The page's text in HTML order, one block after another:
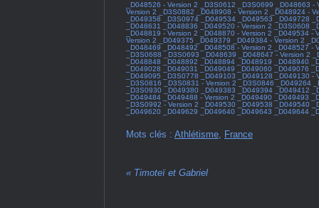
_D048526 - Version 2
_D3S0612 _D3S0699
_D048663 -
Version 2
_D3S0882 _D048908 - Version 2
_D048924 -
_D049358
_D3S0974 _D049534 _D049563 _D049728
_D048631
_D048836 _D049520 - Version 2 _D3S0608
_D048819 - Version 2
_D048870 - Version 2
_D049534 -
Version 2
_D049375 _D049379 _D049384 - Version 2
_D048469
_D048492 _D048508 - Version 2
_D048527 -
_D3S0688
_D3S0693 _D048639 _D048647 - Version 2
_D048848
_D048892 _D048894 _D048919 _D048940
_D049028
_D049031 _D049049 _D049060 _D049076
_D049095
_D3S0778 _D049103 _D049128
_D049130 -
_D3S0816
_D3S0831 - Version 2 _D3S0846 _D049264
_D3S0930
_D049380 _D049383 _D049394 _D049412
_D049484
_D049488 - Version 2 _D049490 _D049493
_D3S0992 - Version 2
_D049530 _D049538 _D049540
_D049620
_D049629 _D049640 _D049643 _D049644
Mots clés : Athlétisme, France
« Timoteï et Gabriel